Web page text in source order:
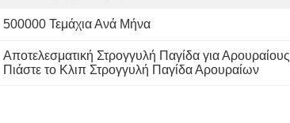
500000 Τεμάχια Ανά Μήνα
Αποτελεσματική Στρογγυλή Παγίδα για Αρουραίους
Πιάστε το Κλιπ Στρογγυλή Παγίδα Αρουραίων